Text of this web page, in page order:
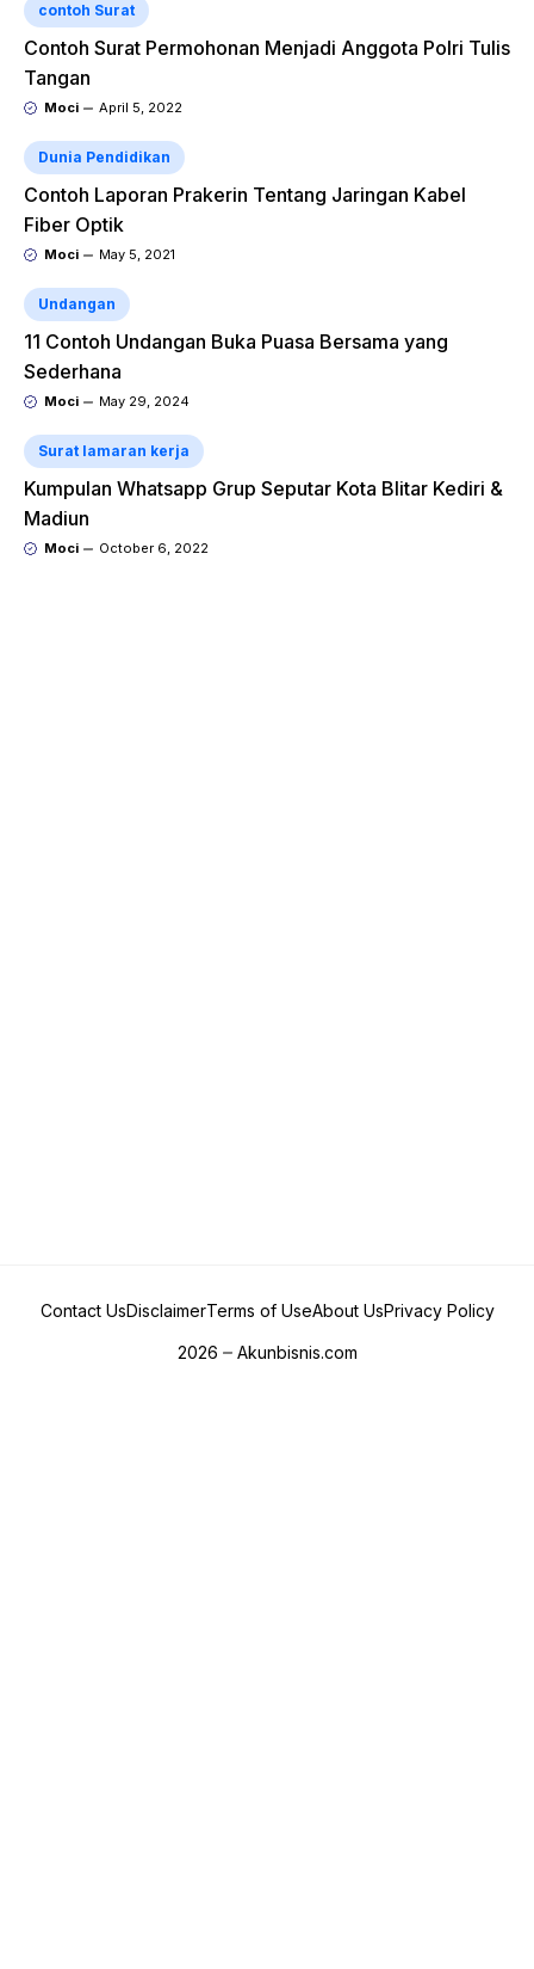
contoh Surat
Contoh Surat Permohonan Menjadi Anggota Polri Tulis
Tangan
Moci April 5, 2022
Dunia Pendidikan
Contoh Laporan Prakerin Tentang Jaringan Kabel
Fiber Optik
Moci May 5, 2021
Undangan
11 Contoh Undangan Buka Puasa Bersama yang
Sederhana
Moci May 29, 2024
Surat lamaran kerja
Kumpulan Whatsapp Grup Seputar Kota Blitar Kediri &
Madiun
Moci October 6, 2022
Contact UsDisclaimerTerms of UseAbout UsPrivacy Policy
2026 Akunbisnis.com